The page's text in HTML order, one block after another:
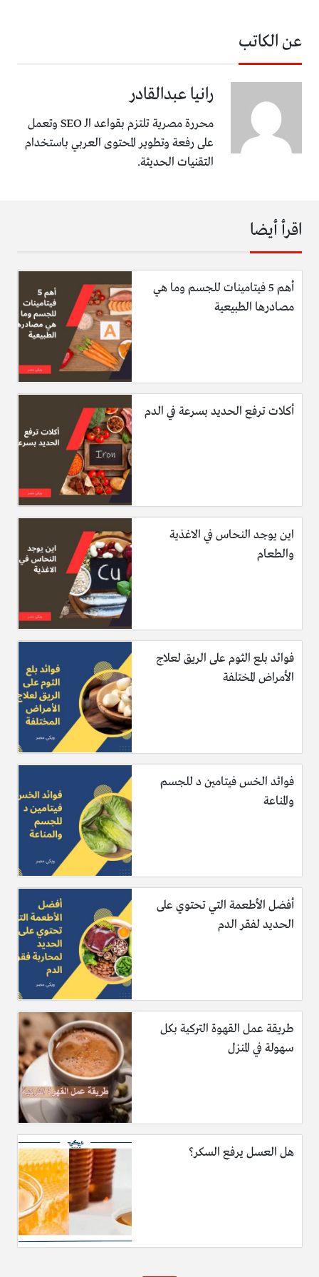
عن الكاتب
رانيا عبدالقادر
محررة مصرية تلتزم بقواعد الـ SEO وتعمل
على رفعة وتطوير المحتوى العربي باستخدام
التقنيات الحديثة.
اقرأ أيضا
أهم 5 فيتامينات للجسم وما هي
مصادرها الطبيعية
أكلات ترفع الحديد بسرعة في الدم
اين يوجد النحاس في الاغذية
والطعام
فوائد بلع الثوم على الريق لعلاج
الأمراض المختلفة
فوائد الخس فيتامين د للجسم
والمناعة
أفضل الأطعمة التي تحتوي على
الحديد لفقر الدم
طريقة عمل القهوة التركية بكل
سهولة في المنزل
هل العسل يرفع السكر؟